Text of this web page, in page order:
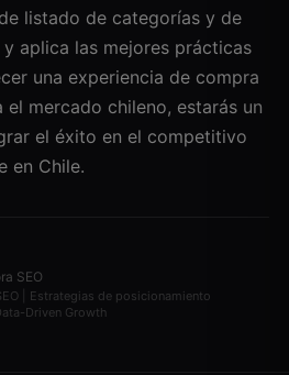
listado de categorías y de
aplica las mejores prácticas
una experiencia de compra
mercado chileno, estarás un
el éxito en el competitivo
en Chile.
SEO
| Estrategias de posicionamiento
Driven Growth